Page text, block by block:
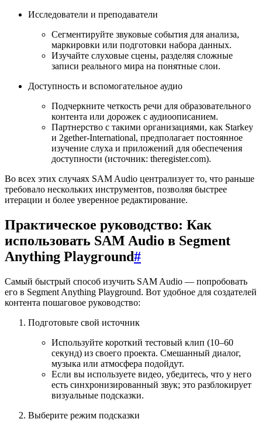
Исследователи и преподаватели
Сегментируйте звуковые события для анализа,
маркировки или подготовки набора данных.
Изучайте слуховые сцены, разделяя сложные
записи реального мира на понятные слои.
Доступность и вспомогательное аудио
Подчеркните четкость речи для образовательного
контента или дорожек с аудиоописанием.
Партнерство с такими организациями, как Starkey
и 2gether-International, предполагает постоянное
изучение слуха и приложений для обеспечения
доступности (источник: theregister.com).
Во всех этих случаях SAM Audio централизует то, что раньше
требовало нескольких инструментов, позволяя быстрее
итерации и более уверенное редактирование.
Практическое руководство: Как
использовать SAM Audio в Segment
Anything Playground#
Самый быстрый способ изучить SAM Audio — попробовать
его в Segment Anything Playground. Вот удобное для создателей
контента пошаговое руководство:
Подготовьте свой источник
Используйте короткий тестовый клип (10–60
секунд) из своего проекта. Смешанный диалог,
музыка или атмосфера подойдут.
Если вы используете видео, убедитесь, что у него
есть синхронизированный звук; это разблокирует
визуальные подсказки.
Выберите режим подсказки